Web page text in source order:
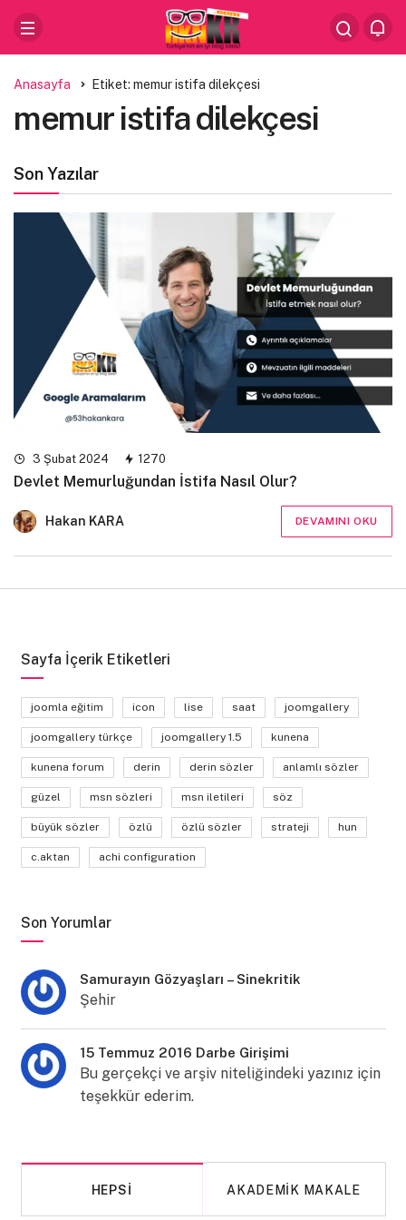
Anasayfa Etiket: memur istifa dilekçesi
memur istifa dilekçesi
Son Yazılar
3 Şubat 2024 1270
Devlet Memurluğundan İstifa Nasıl Olur?
Hakan KARA DEVAMINI OKU
Sayfa İçerik Etiketleri
joomla eğitim icon lise saat joomgallery
joomgallery türkçe joomgallery 1.5 kunena
kunena forum derin derin sözler anlamlı sözler
güzel msn sözleri msn iletileri söz
büyük sözler özlü özlü sözler strateji hun
c.aktan achi configuration
Son Yorumlar
Samurayın Gözyaşları – Sinekritik
Şehir
15 Temmuz 2016 Darbe Girişimi
Bu gerçekçi ve arşiv niteliğindeki yazınız için
teşekkür ederim.
HEPSI AKADEMIK MAKALE